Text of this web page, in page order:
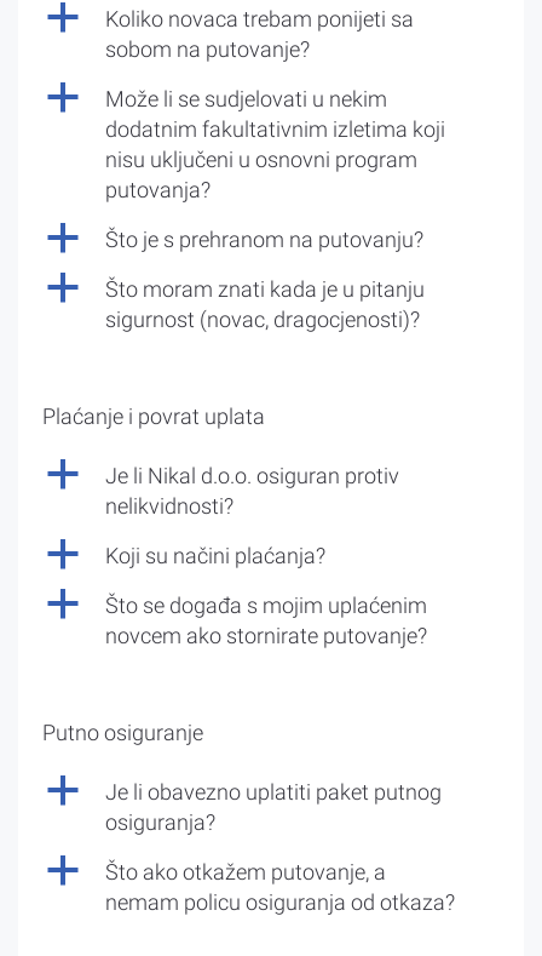
a
Koliko novaca trebam ponijeti sa
sobom na putovanje?
a
Može li se sudjelovati u nekim
dodatnim fakultativnim izletima koji
nisu uključeni u osnovni program
putovanja?
a Što je s prehranom na putovanju?
a
Što moram znati kada je u pitanju
sigurnost (novac, dragocjenosti)?
Plaćanje i povrat uplata
a
Je li Nikal d.o.o. osiguran protiv
nelikvidnosti?
a Koji su načini plaćanja?
a
Što se događa s mojim uplaćenim
novcem ako stornirate putovanje?
Putno osiguranje
a
Je li obavezno uplatiti paket putnog
osiguranja?
a
Što ako otkažem putovanje, a
nemam policu osiguranja od otkaza?